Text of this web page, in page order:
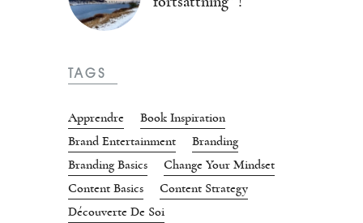
TAGS
Apprendre
Book Inspiration
Brand Entertainment
Branding
Branding Basics
Change Your Mindset
Content Basics
Content Strategy
Découverte De Soi